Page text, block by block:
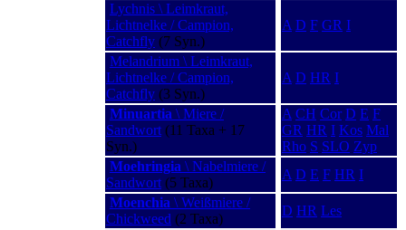
Lychnis \ Leimkraut,
Lichtnelke / Campion,
Catchfly (7 Syn.)
A D F GR I
Melandrium \ Leimkraut,
Lichtnelke / Campion,
Catchfly (3 Syn.)
A D HR I
Minuartia \ Miere /
Sandwort (11 Taxa + 17
Syn.)
A CH Cor D E F
GR HR I Kos Mal
Rho S SLO Zyp
Moehringia \ Nabelmiere /
Sandwort (5 Taxa)
A D E F HR I
Moenchia \ Weißmiere /
Chickweed (2 Taxa)
D HR Les